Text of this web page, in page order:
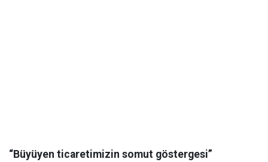
“Büyüyen ticaretimizin somut göstergesi”